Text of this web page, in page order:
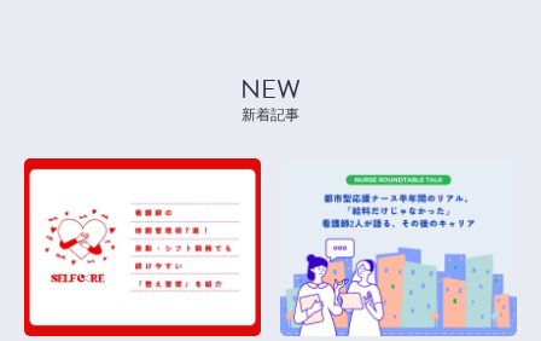
NEW
新着記事